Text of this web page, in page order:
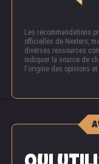
Les recommandations
officielles de Nexters,
diverses ressources
indiquer la source de
l'origine des opinions